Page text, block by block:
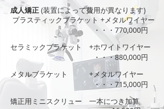
成人矯正 (装置によって費用が異なります)
プラスティックブラケット +メタルワイヤー
・・・770,000円
セラミックブラケット +ホワイトワイヤー
・・・880,000円
メタルブラケット +メタルワイヤー
・・・715,000円
矯正用ミニスクリュー 一本につき加算